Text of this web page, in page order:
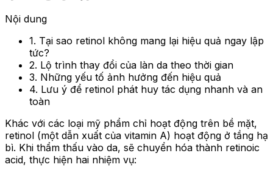
Nội dung
1. Tại sao retinol không mang lại hiệu quả ngay lập
tức?
2. Lộ trình thay đổi của làn da theo thời gian
3. Những yếu tố ảnh hưởng đến hiệu quả
4. Lưu ý để retinol phát huy tác dụng nhanh và an
toàn
Khác với các loại mỹ phẩm chỉ hoạt động trên bề mặt,
retinol (một dẫn xuất của vitamin A) hoạt động ở tầng hạ
bì. Khi thẩm thấu vào da, sẽ chuyển hóa thành retinoic
acid, thực hiện hai nhiệm vụ: